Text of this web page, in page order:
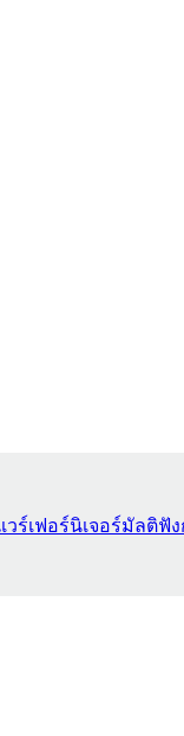
วร์เฟอร์นิเจอร์มัลติฟั